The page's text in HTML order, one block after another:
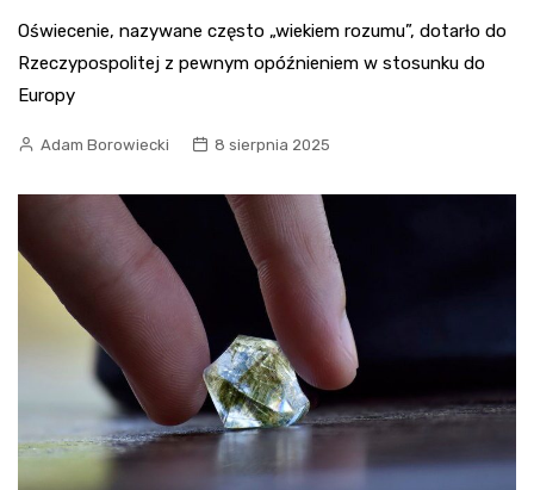
Oświecenie, nazywane często „wiekiem rozumu”, dotarło do
Rzeczypospolitej z pewnym opóźnieniem w stosunku do
Europy
Adam Borowiecki 8 sierpnia 2025